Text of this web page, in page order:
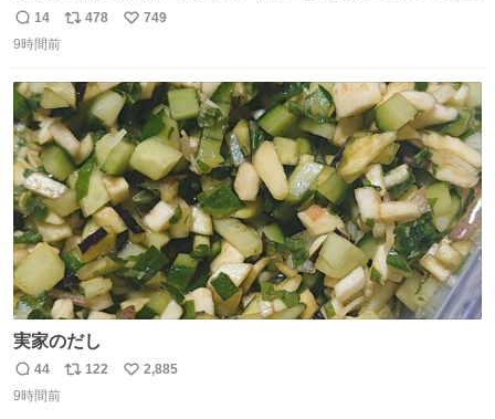
しが決まり、どうしても処分して欲しくない食器棚と机の
引き取り手を探しております この2つは私の祖母が当初一
さで亡くなりましたが、この家具達をとても大切にしてお
りました 続く↓
返
信
14
リ
ト
数
478
い
数
749
9時間前
実家のだし
返
信
44
リ
122
い
2,885
9時間前